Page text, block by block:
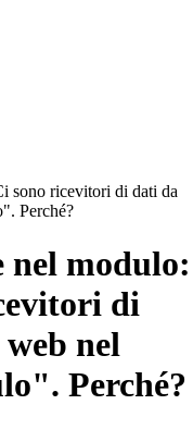
sono ricevitori di dati da
Perché?
nel modulo:
di
nel
Perché?